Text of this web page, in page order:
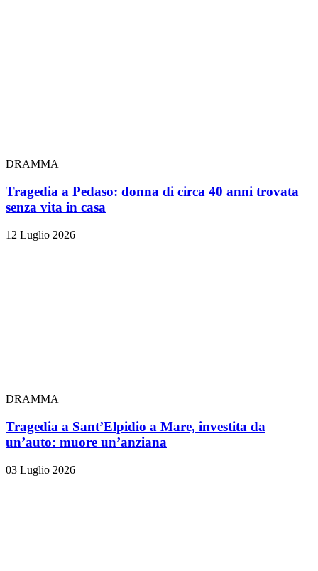
DRAMMA
Tragedia a Pedaso: donna di circa 40 anni trovata
senza vita in casa
12 Luglio 2026
DRAMMA
Tragedia a Sant’Elpidio a Mare, investita da
un’auto: muore un’anziana
03 Luglio 2026